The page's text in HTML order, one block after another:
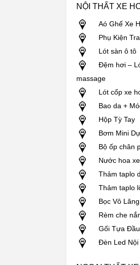
NỘI THẤT XE
Aó Ghế Xe
Phụ Kiện
Lót sàn ô tô
Đệm hơi –
massage
Lót cốp xe
Bao da +
Hộp Tỳ Tay
Bơm Mini
Bộ ốp chân
Nước hoa
Thảm taplo
Thảm taplo
Bọc Vô Lăng
Rèm che
Gối Tựa Đầu
Đèn Led Nội